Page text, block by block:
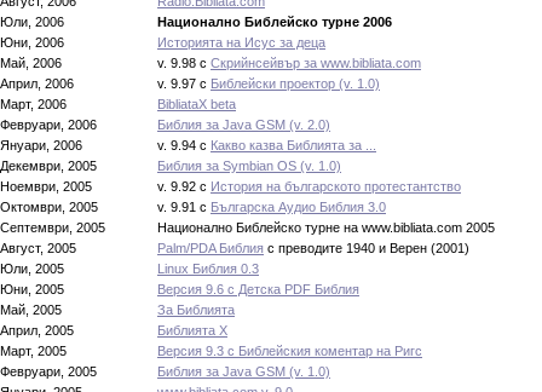
Юли, 2006
Национално Библейско турне 2006
Юни, 2006
Историята на Исус за деца
Май, 2006
v. 9.98 с Скрийнсейвър за www.bibliata.com
Април, 2006
v. 9.97 с Библейски проектор (v. 1.0)
Март, 2006
BibliataX beta
Февруари, 2006
Библия за Java GSM (v. 2.0)
Януари, 2006
v. 9.94 с Какво казва Библията за ...
Декември, 2005
Библия за Symbian OS (v. 1.0)
Ноември, 2005
v. 9.92 с История на българското протестантство
Октомври, 2005
v. 9.91 с Българска Аудио Библия 3.0
Септември, 2005
Национално Библейско турне на www.bibliata.com 2005
Август, 2005
Palm/PDA Библия с преводите 1940 и Верен (2001)
Юли, 2005
Linux Библия 0.3
Юни, 2005
Версия 9.6 с Детска PDF Библия
Май, 2005
За Библията
Април, 2005
Библията X
Март, 2005
Версия 9.3 с Библейския коментар на Ригс
Февруари, 2005
Библия за Java GSM (v. 1.0)